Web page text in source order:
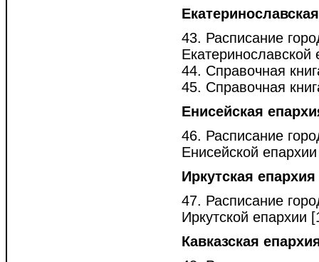
43. Расписание
Екатеринославской
44. Справочная
45. Справочная
Енисейская
46. Расписание
Енисейской
Иркутская епархия
47. Расписание
Иркутской епархии
Кавказская